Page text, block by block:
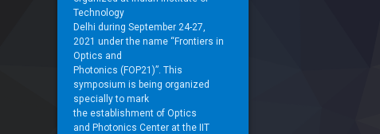
Technology
Delhi during September 24-27,
2021 under the name “Frontiers in
Optics and
Photonics (FOP21)”. This
symposium is being organized
specially to mark
the establishment of Optics
and Photonics Center at the IIT